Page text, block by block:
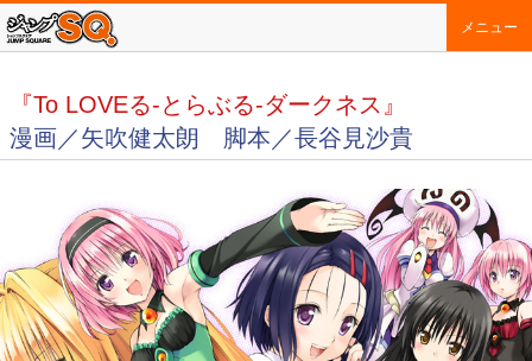
メニュー
『To LOVEる-とらぶる-ダークネス』
漫画／矢吹健太朗 脚本／長谷見沙貴